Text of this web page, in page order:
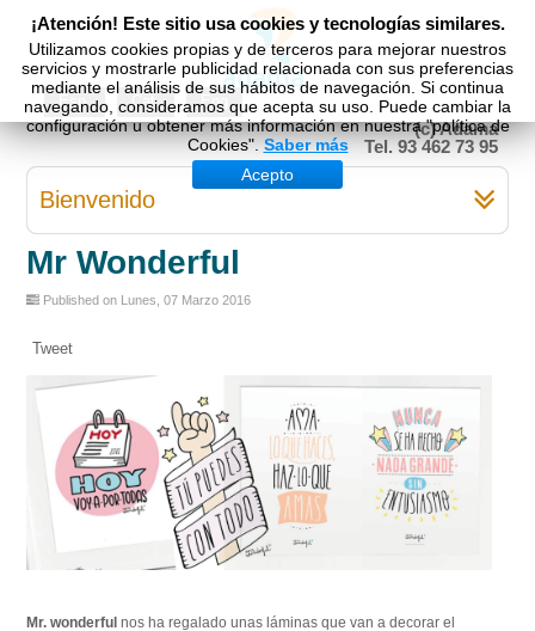
Esp Cat Eng
(c) Adama
Tel. 93 462 73 95
¡Atención! Este sitio usa cookies y tecnologías similares.
Utilizamos cookies propias y de terceros para mejorar nuestros
servicios y mostrarle publicidad relacionada con sus preferencias
mediante el análisis de sus hábitos de navegación. Si continua
navegando, consideramos que acepta su uso. Puede cambiar la
configuración u obtener más información en nuestra "política de
Cookies". Saber más
Acepto
Bienvenido
Mr Wonderful
Published on Lunes, 07 Marzo 2016
Tweet
Mr. wonderful nos ha regalado unas láminas que van a decorar el